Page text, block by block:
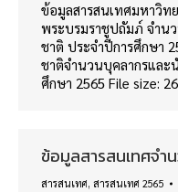
ข้อมูลสารสนเทศมหาวิท
พระบรมราชูปถัมภ์ จำน
ชาติ ประจำปีการศึกษา
ชาติจำนวนบุคลากรและ
ศึกษา 2565 File size:
ข้อมูลสารสนเทศจำ
สารสนเทศ, สารสนเทศ 2565